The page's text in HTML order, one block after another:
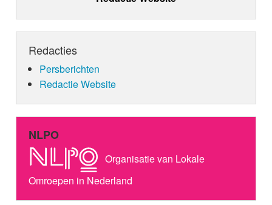
Redacties
Persberichten
Redactie Website
NLPO
Organisatie van Lokale
Omroepen in Nederland